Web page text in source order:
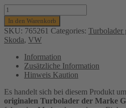
Turbolader
Garrett
(generalüberholt)
für
Audi,
-
103
In den Warenkorb
SKU: 765261 Categories: Turbolader
Skoda, VW
Information
Zusätzliche Information
Hinweis Kaution
Es handelt sich bei diesem Produkt
originalen Turbolader der Marke